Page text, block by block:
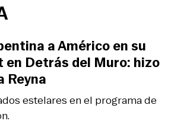
estelares en el programa de
a Américo en su
en Detrás del Muro: hizo
Reyna